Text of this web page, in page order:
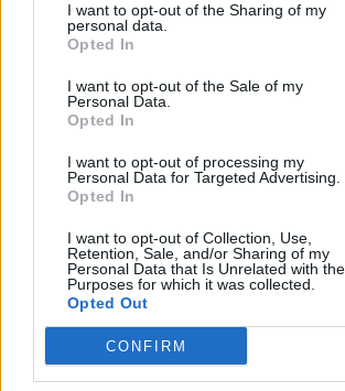
I want to opt-out of the Sharing of my
personal data.
Opted In
I want to opt-out of the Sale of my
Personal Data.
Opted In
I want to opt-out of processing my
Personal Data for Targeted Advertising.
Opted In
I want to opt-out of Collection, Use,
Retention, Sale, and/or Sharing of my
Personal Data that Is Unrelated with the
Purposes for which it was collected.
Opted Out
CONFIRM
22 χρόνια από
το «γοητευτικό
Τον θυμόμαστε ως
καλλιτέχνη που
αναφέρεται
Μαρίνα
ΣΉΜΕΡΑ
Η Μαρίνα Βερνίκου